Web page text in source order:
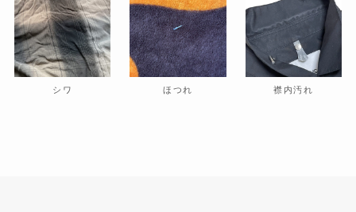
シワ ほつれ 襟内汚れ